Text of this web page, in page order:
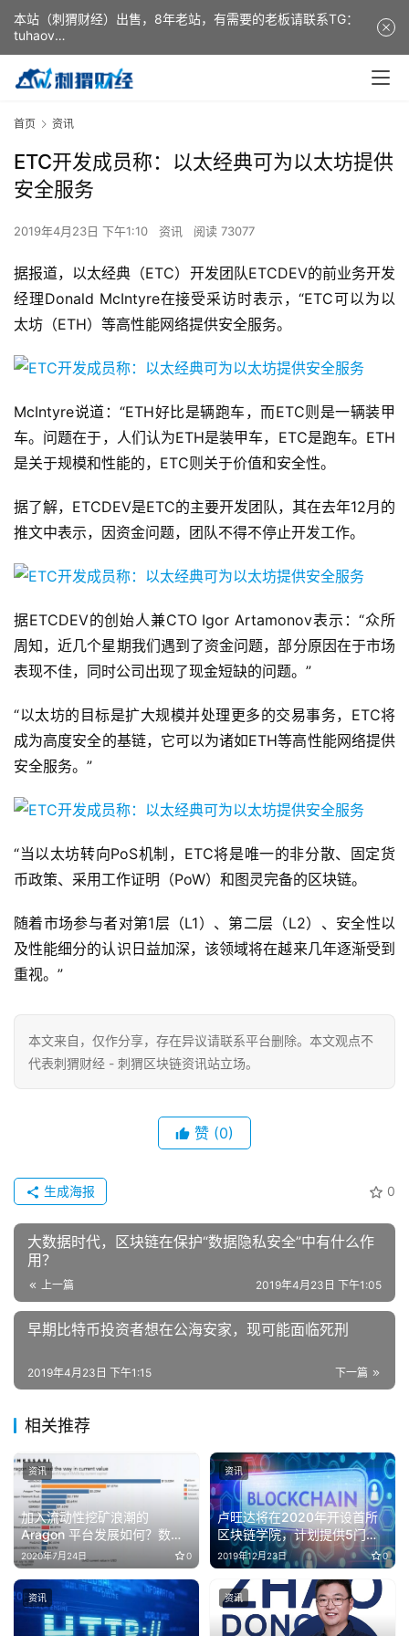
首页 资讯
ETC开发成员称：以太经典可为以太坊提供
安全服务
2019年4月23日 下午1:10 资讯 阅读 73077
据报道，以太经典（ETC）开发团队ETCDEV的前业务开发
经理Donald McIntyre在接受采访时表示，“ETC可以为以
太坊（ETH）等高性能网络提供安全服务。
McIntyre说道：“ETH好比是辆跑车，而ETC则是一辆装甲
车。问题在于，人们认为ETH是装甲车，ETC是跑车。ETH
是关于规模和性能的，ETC则关于价值和安全性。
据了解，ETCDEV是ETC的主要开发团队，其在去年12月的
推文中表示，因资金问题，团队不得不停止开发工作。
据ETCDEV的创始人兼CTO Igor Artamonov表示：“众所
周知，近几个星期我们遇到了资金问题，部分原因在于市场
表现不佳，同时公司出现了现金短缺的问题。”
“以太坊的目标是扩大规模并处理更多的交易事务，ETC将
成为高度安全的基链，它可以为诸如ETH等高性能网络提供
安全服务。”
“当以太坊转向PoS机制，ETC将是唯一的非分散、固定货
币政策、采用工作证明（PoW）和图灵完备的区块链。
随着市场参与者对第1层（L1）、第二层（L2）、安全性以
及性能细分的认识日益加深，该领域将在越来几年逐渐受到
重视。”
本文来自 ，仅作分享，存在异议请联系平台删除。本文观点不
代表刺猬财经 - 刺猬区块链资讯站立场。
赞 (0)
0
生成海报
大数据时代，区块链在保护“数据隐私安全”中有什么作
用？
上一篇 2019年4月23日 下午1:05
早期比特币投资者想在公海安家，现可能面临死刑
下一篇
2019年4月23日 下午1:15
相关推荐
加入流动性挖矿浪潮的
Aragon 平台发展如何？数据
解读其 DAO 生态资金与治理
现状
2020年7月24日 0
资讯
卢旺达将在2020年开设首所
区块链学院，计划提供5门课
程
2019年12月23日 0
资讯
资讯 资讯
本站（刺猬财经）出售，8年老站，有需要的老板请联系TG：
tuhaov
This website (ciweicaijing) is for sale. It is a 8-year-old
website. If you need it, please contact TG: tuhaov